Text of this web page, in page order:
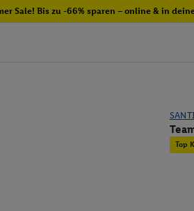
Sale! Bis zu -66% sparen – online & in
Top